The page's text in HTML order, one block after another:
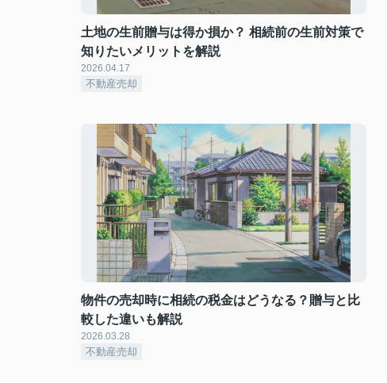
土地の生前贈与は得か損か？ 相続前の生前対策で
知りたいメリットを解説
2026.04.17
不動産売却
物件の売却時に相続の税金はどうなる？贈与と比
較した違いも解説
2026.03.28
不動産売却